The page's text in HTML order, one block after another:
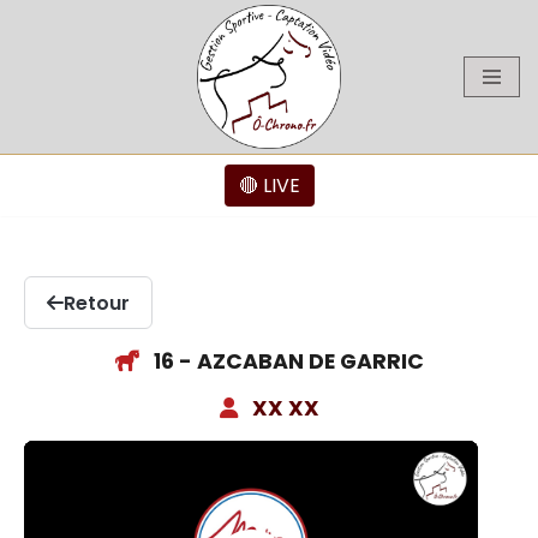
🔴 LIVE
Retour
16 - AZCABAN DE GARRIC
XX XX